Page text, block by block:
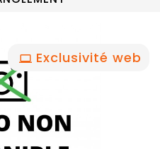
Exclusivité web